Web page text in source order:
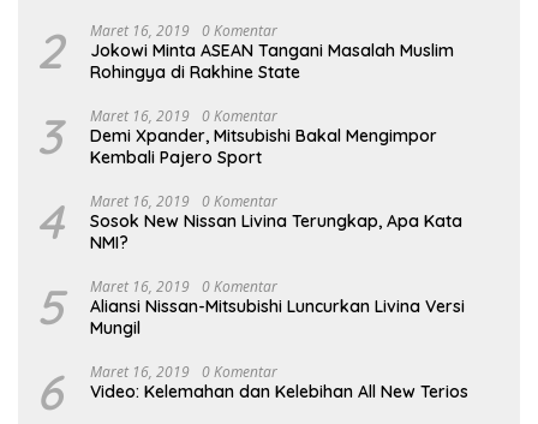
2 Maret 16, 2019 0 Komentar
Jokowi Minta ASEAN Tangani Masalah Muslim
Rohingya di Rakhine State
3 Maret 16, 2019 0 Komentar
Demi Xpander, Mitsubishi Bakal Mengimpor
Kembali Pajero Sport
4 Maret 16, 2019 0 Komentar
Sosok New Nissan Livina Terungkap, Apa Kata
NMI?
5 Maret 16, 2019 0 Komentar
Aliansi Nissan-Mitsubishi Luncurkan Livina Versi
Mungil
6 Maret 16, 2019 0 Komentar
Video: Kelemahan dan Kelebihan All New Terios